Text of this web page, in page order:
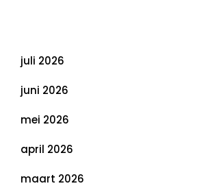
juli 2026
juni 2026
mei 2026
april 2026
maart 2026